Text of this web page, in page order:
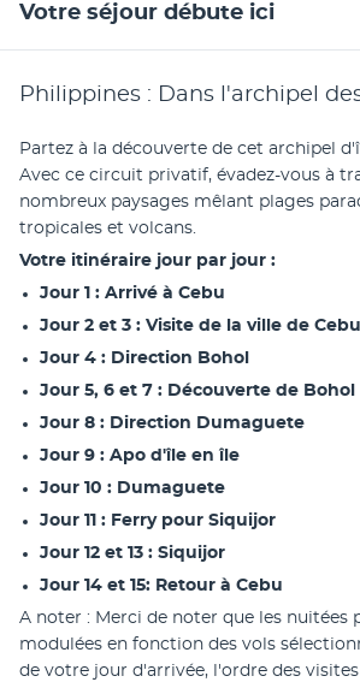
Votre séjour débute ici
Philippines : Dans l'archipel
Partez à la découverte de cet archipel
Avec ce circuit privatif, évadez-vous à
nombreux paysages mêlant plages
tropicales et volcans.
Votre itinéraire jour par jour :
Jour 1 : Arrivé à Cebu
Jour 2 et 3 : Visite de la ville de Cebu
Jour 4 : Direction Bohol
Jour 5, 6 et 7 : Découverte de Bohol
Jour 8 : Direction Dumaguete
Jour 9 : Apo d'île en île
Jour 10 : Dumaguete
Jour 11 : Ferry pour Siquijor
Jour 12 et 13 : Siquijor
Jour 14 et 15: Retour à Cebu
A noter : Merci de noter que les nuitées
modulées en fonction des vols
de votre jour d'arrivée, l'ordre des